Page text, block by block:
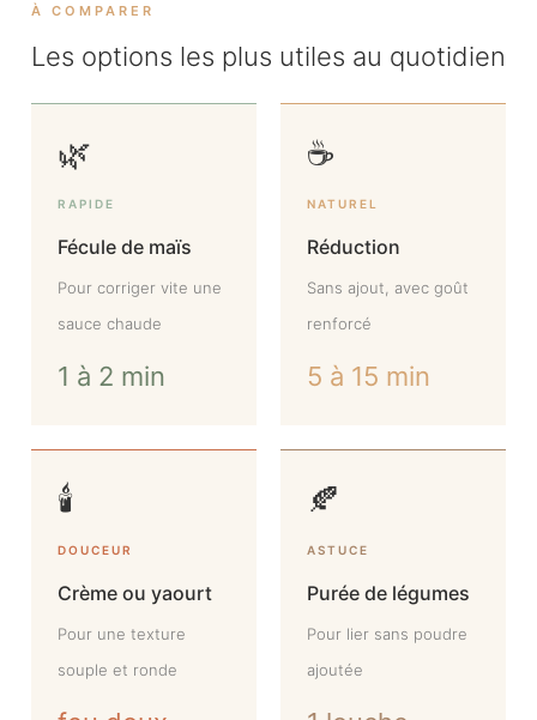
À COMPARER
Les options les plus utiles au quotidien
🌿
RAPIDE
Fécule de maïs
Pour corriger vite une
sauce chaude
1 à 2 min
☕
NATUREL
Réduction
Sans ajout, avec goût
renforcé
5 à 15 min
🕯️
DOUCEUR
Crème ou yaourt
Pour une texture
souple et ronde
🍂
ASTUCE
Purée de légumes
Pour lier sans poudre
ajoutée